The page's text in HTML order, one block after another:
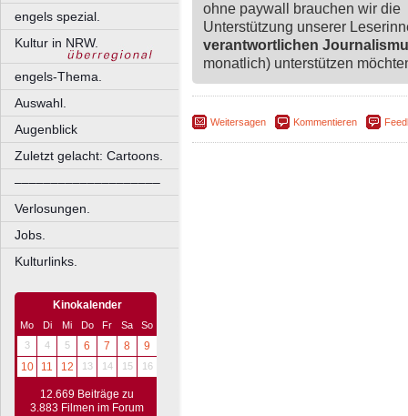
engels spezial.
Kultur in NRW.
engels-Thema.
Auswahl.
Augenblick
Zuletzt gelacht: Cartoons.
––––––––––––––––––––
Verlosungen.
Jobs.
Kulturlinks.
Kinokalender
Mo Di Mi Do Fr Sa
So
3
4 5 6 7 8
9
10
11 12 13 14 15 16
12.669 Beiträge zu
3.883 Filmen im Forum
ohne paywall brauchen wir die
Unterstützung unserer
verantwortlichen
monatlich) unterstützen
Weitersagen Kommentieren